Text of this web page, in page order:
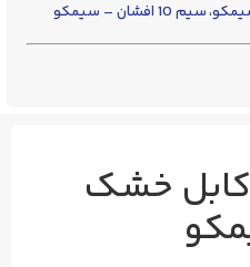
،سیم 10 افشان – سیمکو
کابل خشک